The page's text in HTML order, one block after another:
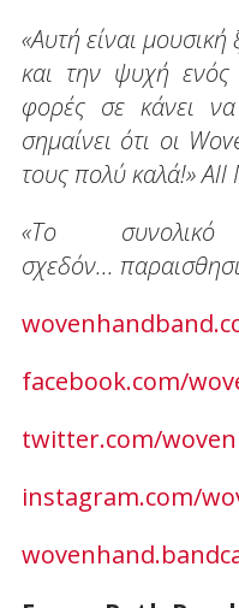
«Αυτή είναι
και την ψυχή
φορές σε κάνει
σημαίνει ότι οι
τους πολύ καλά!»
«Το συνολικό
σχεδόν...
facebook.com/
twitter.com/
instagram.com/